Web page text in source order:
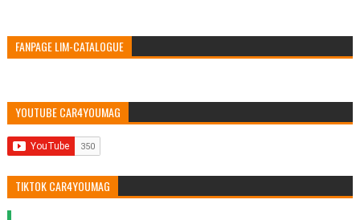
FANPAGE LIM-CATALOGUE
YOUTUBE CAR4YOUMAG
TIKTOK CAR4YOUMAG